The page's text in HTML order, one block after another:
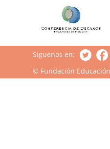
Siguenos en:
© Fundación